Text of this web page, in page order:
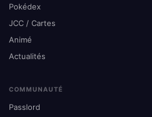
Pokédex
JCC / Cartes
Animé
Actualités
COMMUNAUTÉ
Passlord